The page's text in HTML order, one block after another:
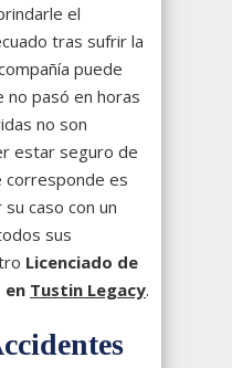
el
tras sufrir la
puede
no pasó en horas
no son
estar seguro de
corresponde es
caso con un
sus
Licenciado de
en Tustin Legacy.